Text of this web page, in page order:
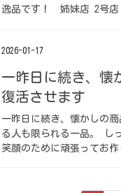
逸品です！⁡ ⁡ 姉妹店 2号
2026-01-17
一昨日に続き、懐
復活させます
一昨日に続き、懐かしの
る人も限られる一品。 し
笑顔のために頑張ってお